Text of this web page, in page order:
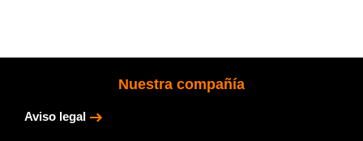
Nuestra compañía
Aviso legal